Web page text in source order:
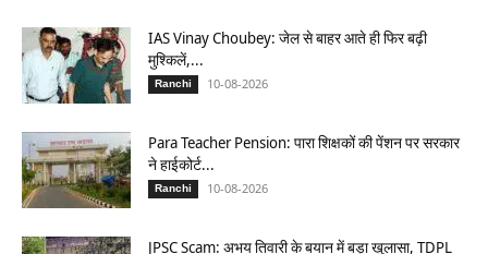
IAS Vinay Choubey: जेल से बाहर आते ही फिर बढ़ी
मुश्किलें,...
Ranchi 10-08-2026
Para Teacher Pension: पारा शिक्षकों की पेंशन पर सरकार
ने हाईकोर्ट...
Ranchi 10-08-2026
JPSC Scam: अभय तिवारी के बयान में बड़ा खुलासा, TDPL